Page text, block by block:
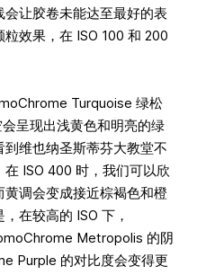
让胶卷未能达至最好的表
效果，在 ISO 100 和 200
Turquoise 绿松
呈现出浅黄色和明亮的绿
维也纳圣斯蒂芬大教堂不
ISO 400 时，我们可以欣
调会变成接近棕褐色和橙
在较高的 ISO 下，
Metropolis 的阴
Purple 的对比度会变得更